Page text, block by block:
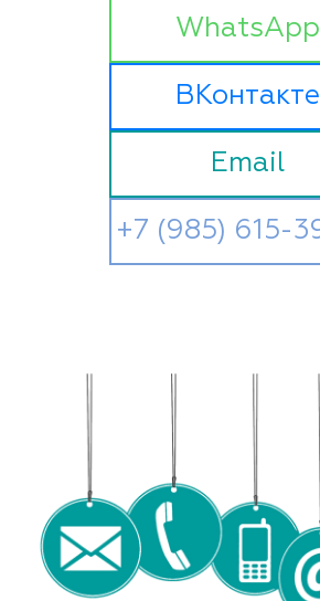
WhatsApp
ВКонтакте
Email
+7 (985) 615-